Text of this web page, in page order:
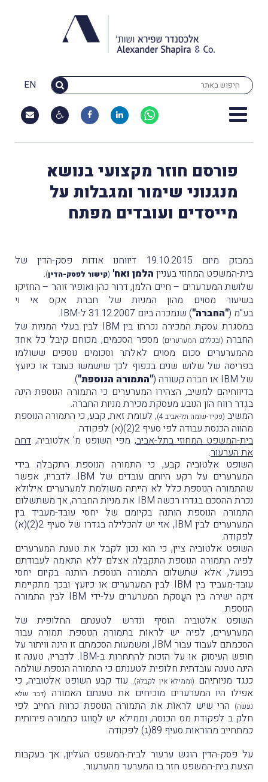
EN
פורסם חוזר מקצועי בנושא
מנגנוני שימור ומגבלות על
מייסדים ועובדים מפתח
במבזק מיום 19.10.2015 דיווחנו אודות פסק-הדין של
בית-המשפט המחוזי בעניין הלמן ואח' (קישור לפסק-הדין)
.
שלושת המערערים – חיים הלמן, דרור כהן ואופיר זוהר – החזיקו
בשיעור מסוים מהון המניות של חברת אקס אי וי
בע"מ ("החברה") שנמכרה ביום 31.12.2007 ל-IBM.
במסגרת עסקת המכירה נכרתו בין IBM לבין בעלי המניות של
החברה (ובכללם המערערים) מספר הסכמים, מכוחם קיבל כל אחד
מהמערערים סכום מסוים לאלתר וסכומים נוספים ששולמו
בפריסה של שלוש שנים בכפוף לכך שישמשו כעובד או כיועץ
של IBM או חברה קשורה (
"התמורה הנוספת").
בדיווחיהם למשיב, הצהירו המערערים כי התמורה הנוספת הינה
בגֶדר רווח הון הנובע מעסקת מכירת מניות החברה.
המשיב (פקיד-שומה תל-אביב 4)
, לעומת זאת, קבע, כי התמורה הנוספת
מהווה הכנסת עבודה לפי סעיף 2(2)(א) לפקודה.
בית-המשפט המחוזי בתל-אביב, מפי השופט מ' אלטוביה, דחה
את הערעור.
השופט אלטוביה קבע, כי התמורה הנוספת התקבלה בידי
המערערים על רקע היותם עובדים של IBM. לדבריו, אפשר
שהתמורה הנוספת כלל לא הייתה משולמת למערערים אילולא
נכרת ההסכם בגדרו רכשה IBM את מניות החברה, אך משתשלום
התמורה הנוספת הותנה בקיומם של יחסי עובד-מעביד בין
המערערים לבין IBM, אזי יש להכלילה בגדרו של סעיף 2(2)(א)
לפקודה.
השופט אלטוביה ציין, כי הוא נכון לקבל את טענת המערערים
לפיה התמורה הנוספת התקבלה אצלם ללא התאמה לעבודתם
בפועל, אלא שתשלום התמורה הנוספת הותנה בקיום יחסי
עובד-מעביד בין IBM לבין המערערים או כיועץ ובכך מתקיימת
זיקה ישירה בין העֲסקת המערערים על-ידי IBM לבין התמורה
הנוספת.
השופט אלטוביה הוסיף ונדרש לטענתם החלופית של
המערערים, לפיה יש לראוֹת בתמורה הנוספת תמורה עבוּר
הסכמתם לעבוד עבוּר IBM, ומשמעות הסכמתם זו הינה וויתור על
חופש העיסוק או על הזכות להתחרות ב-IBM. לדבריו, טענה זו
הינה טענה עובדתית חלופית לטענתם כי התמורה הנספת שולמה
כנגד מניותיהם (וממילא אין לקבלהּ). עוד קבע השופט אלטוביה, כי
אפילו היו המערערים מוכיחים את טענתם האמורה (דבר שלא
נעשה) הרי שיש לראוֹת את התמורה הנוספת כרווח החייב לפי
חלק ב לפקודת מס הכנסה, וממילא יש לסַווגו כתמורה פירותית
כמתחייב מהוראות סעיף 89(ג) לפקודה.
על פסק-הדין הוגש ערעור לבית-המשפט העליון, אך בעקבות
הצעת בית-המשפט חזר בו המערער מהערעור.